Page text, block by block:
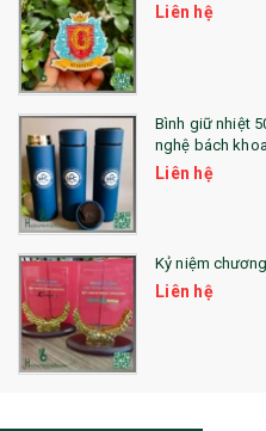
Liên hệ
Bình giữ nhiệt
nghệ bách
Liên hệ
Kỷ niệm
Liên hệ